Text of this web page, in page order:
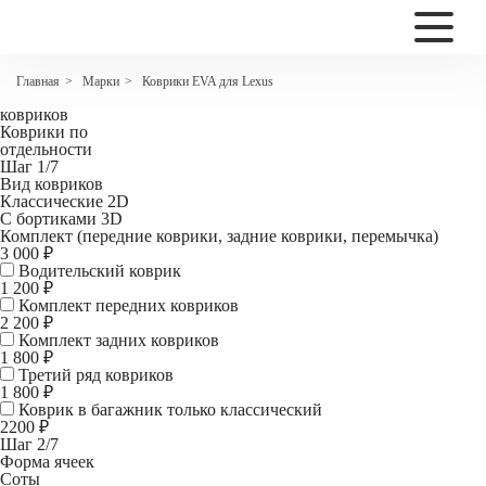
Главная > Марки > Коврики EVA для Lexus
Коврики EVA для Lexus IS 3 поколение
ковриков
Коврики по
отдельности
Шаг 1/7
Вид ковриков
Классические 2D
С бортиками 3D
Комплект (передние коврики, задние коврики, перемычка)
3 000 ₽
Водительский коврик
1 200 ₽
Комплект передних ковриков
2 200 ₽
Комплект задних ковриков
1 800 ₽
Третий ряд ковриков
1 800 ₽
Коврик в багажник только классический
2200 ₽
Шаг 2/7
Форма ячеек
Соты